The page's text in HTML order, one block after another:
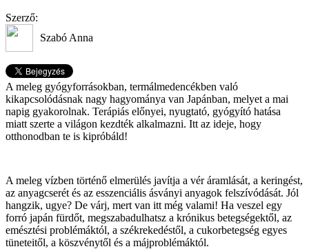
Szerző:
Szabó Anna
A meleg gyógyforrásokban, termálmedencékben való
kikapcsolódásnak nagy hagyománya van Japánban, melyet a mai
napig gyakorolnak. Terápiás előnyei, nyugtató, gyógyító hatása
miatt szerte a világon kezdték alkalmazni. Itt az ideje, hogy
otthonodban te is kipróbáld!
A meleg vízben történő elmerülés javítja a vér áramlását, a keringést,
az anyagcserét és az esszenciális ásványi anyagok felszívódását. Jól
hangzik, ugye? De várj, mert van itt még valami! Ha veszel egy
forró japán fürdőt, megszabadulhatsz a krónikus betegségektől, az
emésztési problémáktól, a székrekedéstől, a cukorbetegség egyes
tüneteitől, a köszvénytől és a májproblémáktól.